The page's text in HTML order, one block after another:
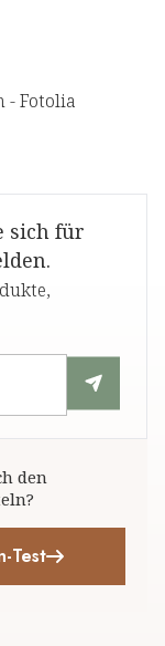
- Fotolia
sich für
den
Test